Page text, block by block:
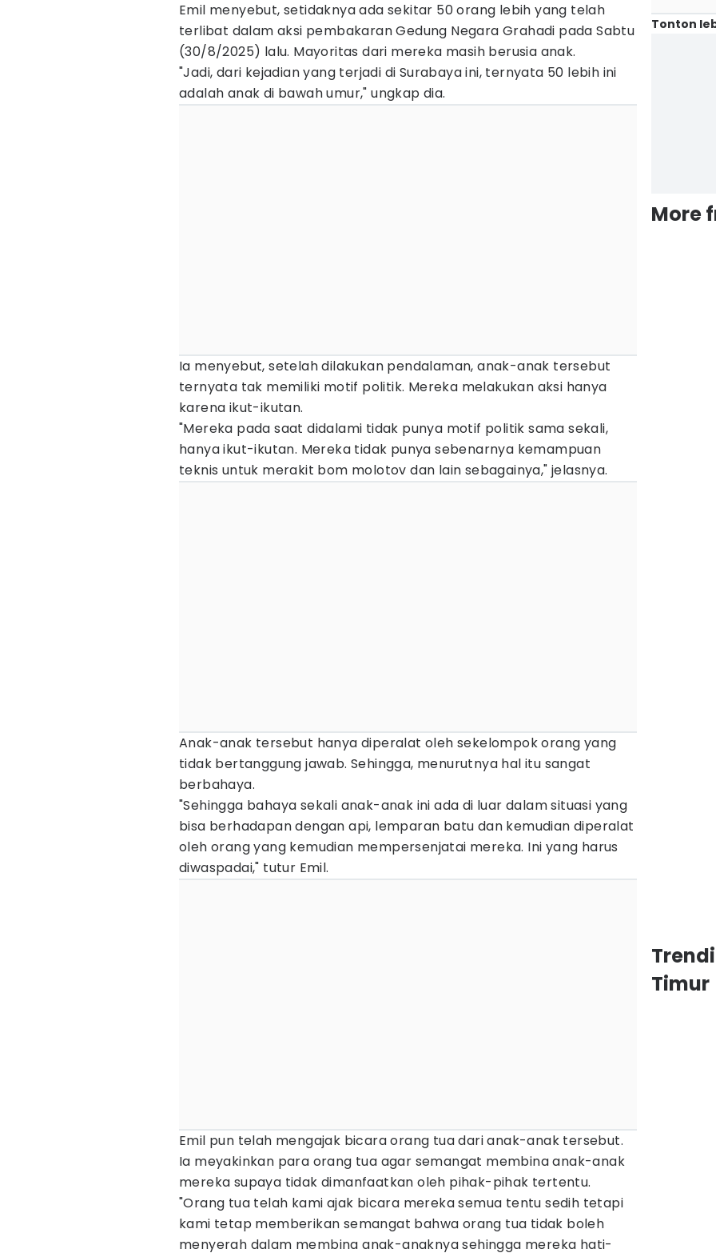
Emil menyebut, setidaknya ada sekitar 50 orang lebih yang telah
terlibat dalam aksi pembakaran Gedung Negara Grahadi pada Sabtu
(30/8/2025) lalu. Mayoritas dari mereka masih berusia anak.
"Jadi, dari kejadian yang terjadi di Surabaya ini, ternyata 50 lebih ini
adalah anak di bawah umur," ungkap dia.
Ia menyebut, setelah dilakukan pendalaman, anak-anak tersebut
ternyata tak memiliki motif politik. Mereka melakukan aksi hanya
karena ikut-ikutan.
"Mereka pada saat didalami tidak punya motif politik sama sekali,
hanya ikut-ikutan. Mereka tidak punya sebenarnya kemampuan
teknis untuk merakit bom molotov dan lain sebagainya," jelasnya.
Anak-anak tersebut hanya diperalat oleh sekelompok orang yang
tidak bertanggung jawab. Sehingga, menurutnya hal itu sangat
berbahaya.
"Sehingga bahaya sekali anak-anak ini ada di luar dalam situasi yang
bisa berhadapan dengan api, lemparan batu dan kemudian diperalat
oleh orang yang kemudian mempersenjatai mereka. Ini yang harus
diwaspadai," tutur Emil.
Emil pun telah mengajak bicara orang tua dari anak-anak tersebut.
Ia meyakinkan para orang tua agar semangat membina anak-anak
mereka supaya tidak dimanfaatkan oleh pihak-pihak tertentu.
"Orang tua telah kami ajak bicara mereka semua tentu sedih tetapi
kami tetap memberikan semangat bahwa orang tua tidak boleh
menyerah dalam membina anak-anaknya sehingga mereka hati-
Tonton
More
Timur